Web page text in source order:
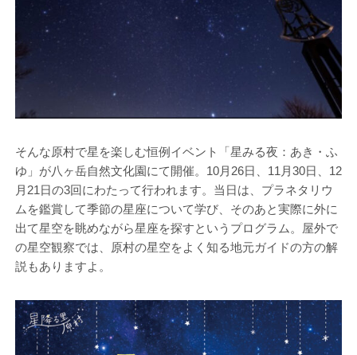
そんな原村で星を楽しむ恒例イベント「星みる夜：あき・ふ
ゆ」が八ヶ岳自然文化園にて開催。10月26日、11月30日、12
月21日の3回にわたって行われます。当日は、プラネタリウ
ムを鑑賞して季節の星座について学び、そのあと実際に外に
出て星空を眺めながら星座を探すというプログラム。屋外で
の星空観察では、原村の星空をよく知る地元ガイドの方の解
説もありますよ。